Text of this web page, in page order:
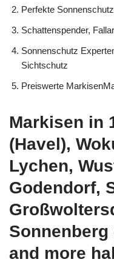
Perfekte
Schattenspender,
Sonnenschutz
Sichtschutz
Preiswerte
Markisen in
(Havel),
Lychen,
Godendorf,
and more